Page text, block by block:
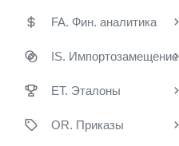
FA. Фин. аналитика
IS. Импортозамещение
ET. Эталоны
OR. Приказы